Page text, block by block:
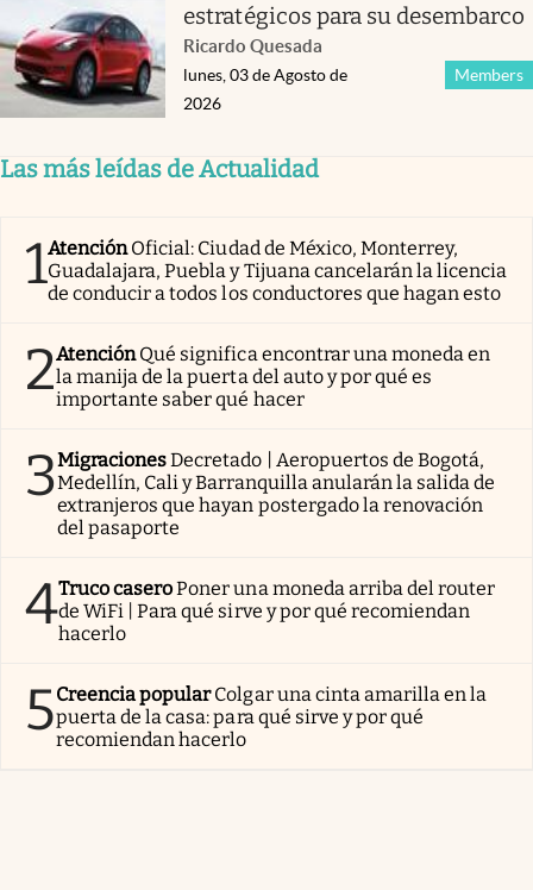
estratégicos para su desembarco
Ricardo Quesada
Members
lunes, 03 de Agosto de
2026
Las más leídas de Actualidad
1AtenciónOficial: Ciudad de México, Monterrey,
Guadalajara, Puebla y Tijuana cancelarán la licencia
de conducir a todos los conductores que hagan esto
2AtenciónQué significa encontrar una moneda en
la manija de la puerta del auto y por qué es
importante saber qué hacer
3MigracionesDecretado | Aeropuertos de Bogotá,
Medellín, Cali y Barranquilla anularán la salida de
extranjeros que hayan postergado la renovación
del pasaporte
4Truco caseroPoner una moneda arriba del router
de WiFi | Para qué sirve y por qué recomiendan
hacerlo
5Creencia popularColgar una cinta amarilla en la
puerta de la casa: para qué sirve y por qué
recomiendan hacerlo